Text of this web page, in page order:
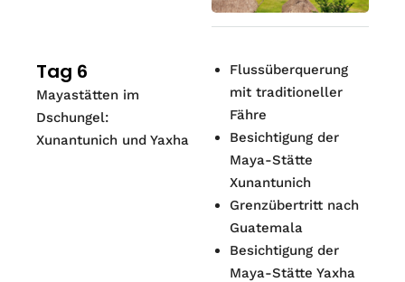
Tag 6
Mayastätten im
Dschungel:
Xunantunich und Yaxha
Flussüberquerung
mit traditioneller
Fähre
Besichtigung der
Maya-Stätte
Xunantunich
Grenzübertritt nach
Guatemala
Besichtigung der
Maya-Stätte Yaxha